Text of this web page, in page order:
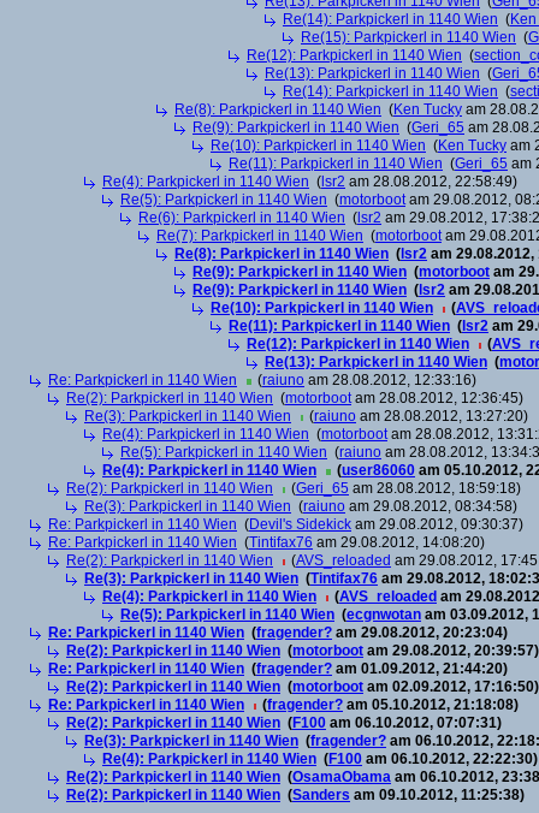
Re(14): Parkpickerl in 1140 Wien (
Re(15): Parkpickerl in 1140 Wien (
Re(12): Parkpickerl in 1140 Wien (
Re(13): Parkpickerl in 1140 Wien (
Re(14): Parkpickerl in 1140 Wien (
Re(8): Parkpickerl in 1140 Wien (Ken Tucky am
Re(9): Parkpickerl in 1140 Wien (Geri_65 am
Re(10): Parkpickerl in 1140 Wien (Ken Tucky am
Re(11): Parkpickerl in 1140 Wien (Geri_65 am
Re(4): Parkpickerl in 1140 Wien ( lsr2 am 28.08.2012, 22:58:49)
Re(5): Parkpickerl in 1140 Wien (motorbootam 29.08.2012,
Re(6): Parkpickerl in 1140 Wien ( lsr2 am 29.08.2012,
Re(7): Parkpickerl in 1140 Wien (motorbootam
Re(8): Parkpickerl in 1140 Wien ( lsr2 am 29.08.2012,
Re(9): Parkpickerl in 1140 Wien (motorboot am
Re(9): Parkpickerl in 1140 Wien ( lsr2 am
Re(10): Parkpickerl in 1140 Wien
(
Re(11): Parkpickerl in 1140 Wien ( lsr2 am
Re(12): Parkpickerl in 1140 Wien
(
Re(13): Parkpickerl in 1140 Wien (
Re: Parkpickerl in 1140 Wien
(raiuno am 28.08.2012, 12:33:16)
Re(2): Parkpickerl in 1140 Wien (motorbootam 28.08.2012, 12:36:45)
Re(3): Parkpickerl in 1140 Wien
(raiuno am 28.08.2012, 13:27:20)
Re(4): Parkpickerl in 1140 Wien (motorbootam 28.08.2012,
Re(5): Parkpickerl in 1140 Wien (raiuno am 28.08.2012,
Re(4): Parkpickerl in 1140 Wien
(user86060 am 05.10.2012,
Re(2): Parkpickerl in 1140 Wien
(Geri_65 am 28.08.2012, 18:59:18)
Re(3): Parkpickerl in 1140 Wien (raiuno am 29.08.2012, 08:34:58)
Re: Parkpickerl in 1140 Wien (Devil's Sidekick am 29.08.2012, 09:30:37)
Re: Parkpickerl in 1140 Wien (Tintifax76 am 29.08.2012, 14:08:20)
Re(2): Parkpickerl in 1140 Wien
(AVS_reloaded am 29.08.2012,
Re(3): Parkpickerl in 1140 Wien (Tintifax76 am 29.08.2012,
Re(4): Parkpickerl in 1140 Wien
(AVS_reloaded am
Re(5): Parkpickerl in 1140 Wien (ecgnwotan am 03.09.2012,
Re: Parkpickerl in 1140 Wien (fragender? am 29.08.2012, 20:23:04)
Re(2): Parkpickerl in 1140 Wien (motorboot am 29.08.2012, 20:39:57)
Re: Parkpickerl in 1140 Wien (fragender? am 01.09.2012, 21:44:20)
Re(2): Parkpickerl in 1140 Wien (motorboot am 02.09.2012, 17:16:50)
Re: Parkpickerl in 1140 Wien
(fragender? am 05.10.2012, 21:18:08)
Re(2): Parkpickerl in 1140 Wien (F100 am 06.10.2012, 07:07:31)
Re(3): Parkpickerl in 1140 Wien (fragender? am 06.10.2012,
Re(4): Parkpickerl in 1140 Wien (F100 am 06.10.2012, 22:22:30)
Re(2): Parkpickerl in 1140 Wien (OsamaObama am 06.10.2012,
Re(2): Parkpickerl in 1140 Wien (Sanders am 09.10.2012, 11:25:38)